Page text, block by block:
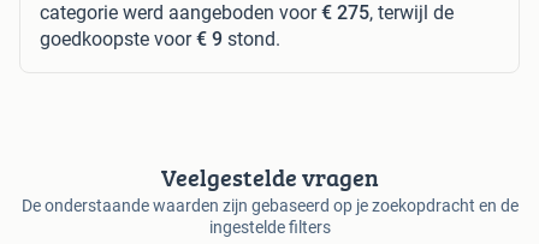
categorie werd aangeboden voor€ 275, terwijl de
goedkoopste voor€ 9 stond.
Veelgestelde vragen
De onderstaande waarden zijn gebaseerd op je zoekopdracht en de
ingestelde filters